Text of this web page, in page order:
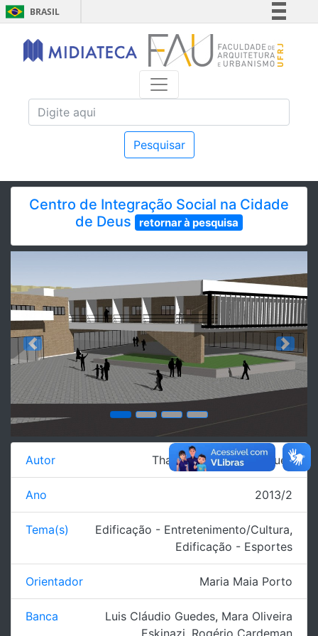
BRASIL
Simplifique!
Comunica BR
Acesso à informação
Pesquisar
Centro de Integração Social na Cidade
de Deus
retornar à pesquisa
Previous Next
Autor Thais Dos Santos Diegues
Ano 2013/2
Tema(s) Edificação - Entretenimento/Cultura,
Edificação - Esportes
Orientador Maria Maia Porto
Banca Luis Cláudio Guedes, Mara Oliveira
Eskinazi Rogério Cardeman